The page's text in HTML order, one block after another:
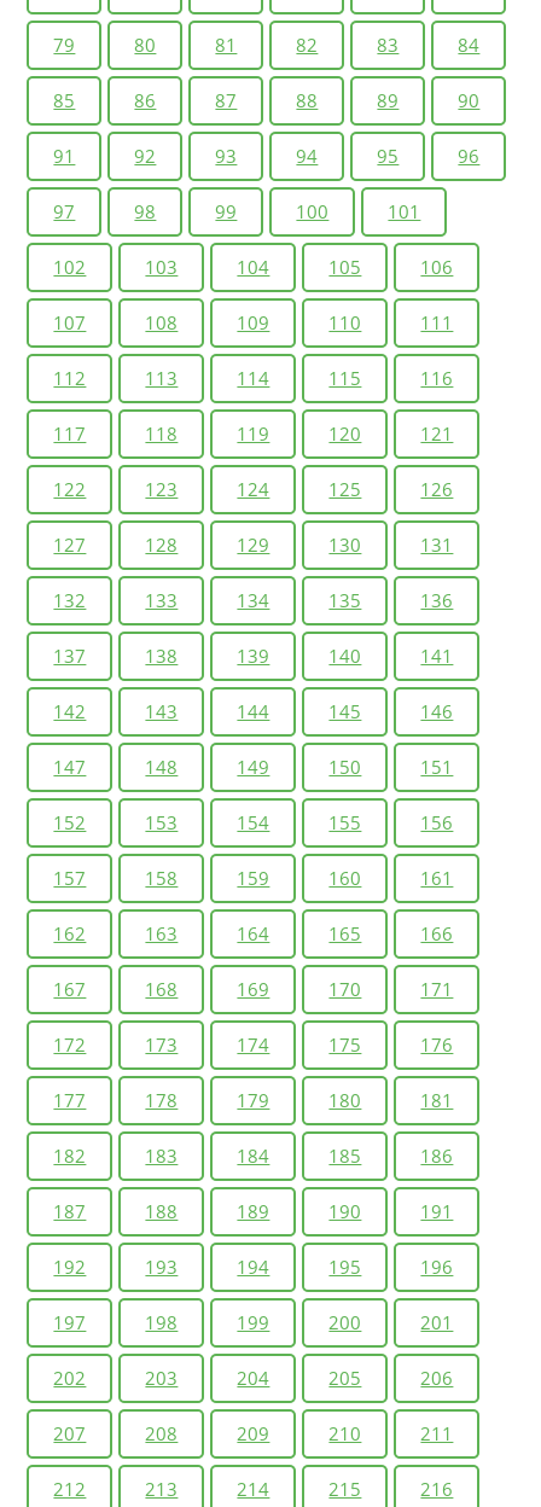
79 80 81 82 83 84
85 86 87 88 89 90
91 92 93 94 95 96
97 98 99 100 101
102 103 104 105 106
107 108 109 110 111
112 113 114 115 116
117 118 119 120 121
122 123 124 125 126
127 128 129 130 131
132 133 134 135 136
137 138 139 140 141
142 143 144 145 146
147 148 149 150 151
152 153 154 155 156
157 158 159 160 161
162 163 164 165 166
167 168 169 170 171
172 173 174 175 176
177 178 179 180 181
182 183 184 185 186
187 188 189 190 191
192 193 194 195 196
197 198 199 200 201
202 203 204 205 206
207 208 209 210 211
212 213 214 215 216